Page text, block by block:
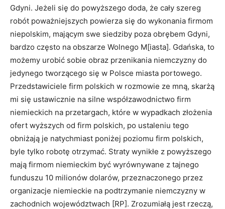
Gdyni. Jeżeli się do powyższego doda, że cały szereg
robót poważ­niejszych powierza się do wykonania firmom
niepolskim, mającym swe siedziby poza obrębem Gdyni,
bardzo często na obszarze Wolnego M[iasta]. Gdańska, to
możemy urobić sobie obraz przenikania niemczyzny do
jedynego tworzącego się w Polsce miasta portowego.
Przedstawiciele firm polskich w rozmowie ze mną, skarżą
mi się usta­wicznie na silne współzawodnictwo firm
niemieckich na przetargach, które w wypadkach złożenia
ofert wyższych od firm polskich, po ustaleniu tego
obniżają je natychmiast poniżej poziomu firm polskich,
byle tylko robotę otrzymać. Straty wynikłe z powyższego
mają firmom niemieckim być wyrównywane z tajnego
funduszu 10 milio­nów dolarów, przeznaczonego przez
organizacje niemieckie na podtrzymanie niemczyzny w
zachodnich województwach [RP]. Zrozumiałą jest rzeczą,